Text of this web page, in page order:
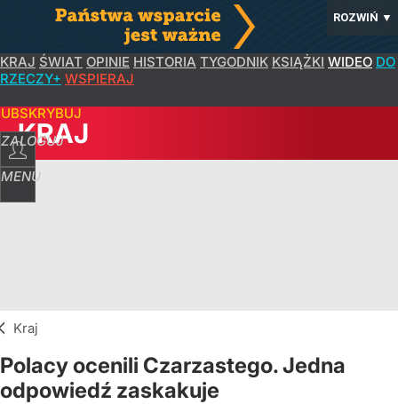
ROZWIŃ ▼
KRAJ ŚWIAT OPINIE HISTORIA TYGODNIK KSIĄŻKI WIDEO DO
RZECZY+ WSPIERAJ
ZALOGUJ
MENU
KRAJ
Kraj
Polacy ocenili Czarzastego. Jedna
odpowiedź zaskakuje